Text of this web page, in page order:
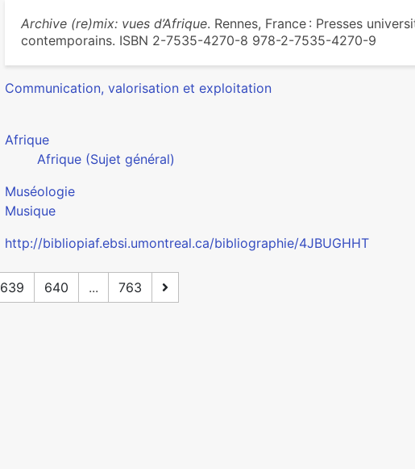
Archive (re)mix: vues d’Afrique. Rennes, France : Presses
contemporains. ISBN 2-7535-4270-8 978-2-7535-4270-9
Communication, valorisation et exploitation
Afrique
Afrique (Sujet général)
Muséologie
Musique
http://bibliopiaf.ebsi.umontreal.ca/bibliographie/4JBUGHHT
639 640 ... 763